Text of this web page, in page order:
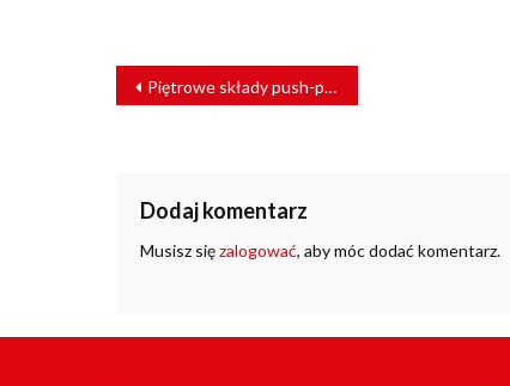
NAWIGACJA
WPISU
Piętrowe składy push-pull dla PKP Intercity – jak będą wyglądać?
Dodaj komentarz
Musisz sięzalogować, aby móc dodać komentarz.